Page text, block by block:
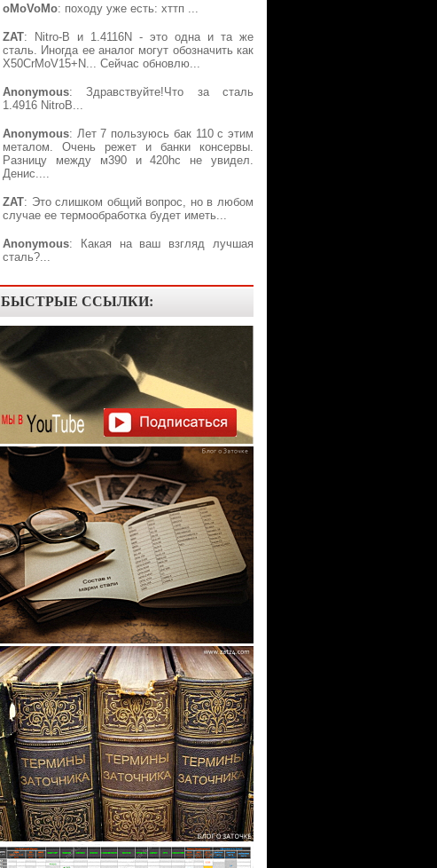
oMoVoMo: походу уже есть: хттп ...
ZAT: Nitro-B и 1.4116N - это одна и та же
сталь. Иногда ее аналог могут обозначить как
X50CrMoV15+N... Сейчас обновлю...
Anonymous: Здравствуйте!Что за сталь
1.4916 NitroB...
Anonymous: Лет 7 пользуюсь бак 110 с этим
металом. Очень режет и банки консервы.
Разницу между м390 и 420hc не увидел.
Денис....
ZAT: Это слишком общий вопрос, но в любом
случае ее термообработка будет иметь...
Anonymous: Какая на ваш взгляд лучшая
сталь?...
БЫСТРЫЕ ССЫЛКИ: